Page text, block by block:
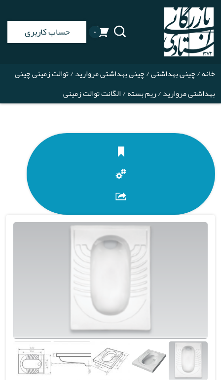
۰ حساب کاربری
خانه/چینی بهداشتی/چینی بهداشتی مروارید/توالت زمینی چینی
بهداشتی مروارید/ریم بسته/ الگانت توالت زمینی